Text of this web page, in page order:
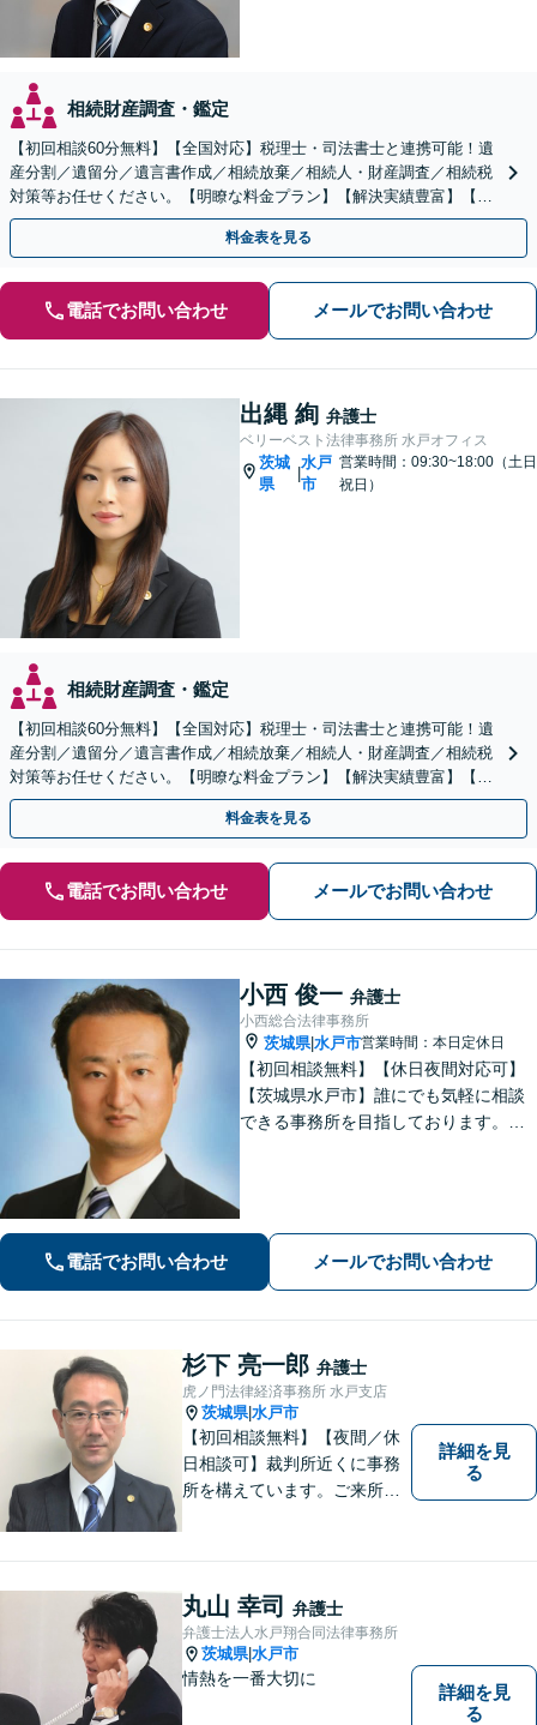
相続財産調査・鑑定
【初回相談60分無料】【全国対応】税理士・司法書士と連携可能！遺
産分割／遺留分／遺言書作成／相続放棄／相続人・財産調査／相続税
対策等お任せください。【明瞭な料金プラン】【解決実績豊富】【電
話相談可】
料金表を見る
電話でお問い合わせ メールでお問い合わせ
出縄 絢 弁護士
ベリーベスト法律事務所 水戸オフィス
茨城
県
|
水戸
市
営業時間：09:30~18:00（土日
祝日）
相続財産調査・鑑定
【初回相談60分無料】【全国対応】税理士・司法書士と連携可能！遺
産分割／遺留分／遺言書作成／相続放棄／相続人・財産調査／相続税
対策等お任せください。【明瞭な料金プラン】【解決実績豊富】【電
話相談可】
料金表を見る
電話でお問い合わせ メールでお問い合わせ
小西 俊一 弁護士
小西総合法律事務所
茨城県|水戸市営業時間：本日定休日
【初回相談無料】【休日夜間対応可】
【茨城県水戸市】誰にでも気軽に相談
できる事務所を目指しております。依
電話でお問い合わせ メールでお問い合わせ
杉下 亮一郎 弁護士
虎ノ門法律経済事務所 水戸支店
茨城県|水戸市
【初回相談無料】【夜間／休
日相談可】裁判所近くに事務
所を構えています。ご来所・
談ください。ご依頼者様とと
もに最善の解決を目指しま
す。
詳細を見
る
丸山 幸司 弁護士
弁護士法人水戸翔合同法律事務所
茨城県|水戸市
情熱を一番大切に
詳細を見
る